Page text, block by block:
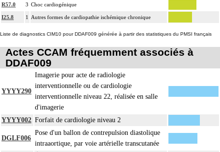
Facturation : les suppléments de numérisation ou la radioscopie de longue
durée sous ampli de brillance (chapitre 19) ne peuvent pas être facturés avec les
actes diagnostiques ou thérapeutiques de radiologie vasculaire
R57.0 3 Choc cardiogénique
I25.8 1 Autres formes de cardiopathie ischémique chronique
Liste de diagnostics CIM10 pour DDAF009 générée à partir des statistiques du PMSI français
Actes CCAM fréquemment associés à
DDAF009
YYYY290
Imagerie pour acte de radiologie
interventionnelle ou de cardiologie
interventionnelle niveau 22, réalisée en salle
d'imagerie
YYYY002 Forfait de cardiologie niveau 2
DGLF006
Pose d'un ballon de contrepulsion diastolique
intraaortique, par voie artérielle transcutanée